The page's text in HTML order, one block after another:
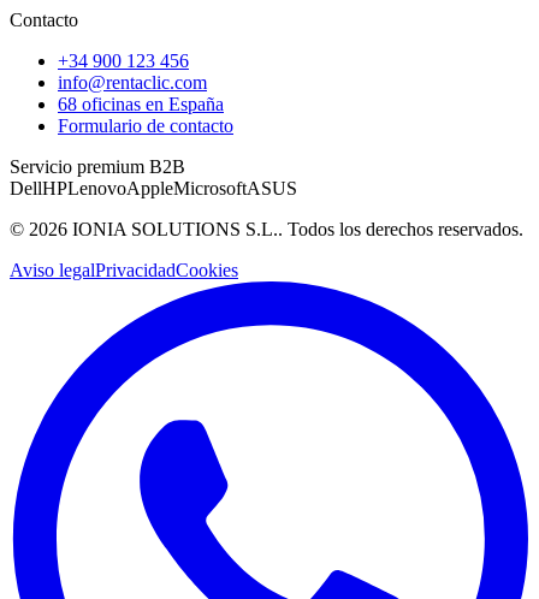
Contacto
+34 900 123 456
info@rentaclic.com
68 oficinas en España
Formulario de contacto
Servicio premium B2B
DellHPLenovoAppleMicrosoftASUS
© 2026 IONIA SOLUTIONS S.L.. Todos los derechos reservados.
Aviso legalPrivacidadCookies